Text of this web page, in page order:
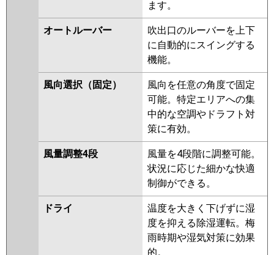
PMZ-ZRMP40SFFV
ZRMP40SFV PMZ-ZRMP40SFFR
PMZ-ZRMP40SFR
RCIS-GP40RGHJ7
GP40RGHJ5 RCIS-GP40RGHJ4
RCIS-GP40RGHJ3 RCIS-
AP40GHJ7 RCIS-GP40RGHJ2
RCIS-AP40GHJ6 RCIS-
GP40RGHJ1
FDTSZ405HKA5SA
FDTSZ405HK5SA
FDTSZ405HK5S
PA-P40DM7SGB PA-
P40DM7SGNB PA-P40DM7SG
PA-P40DM7SGN
ます。
オートルーバー
吹出口のルーバーを上下
に自動的にスイングする
機能。
風向選択（固定）
風向を任意の角度で固定
可能。特定エリアへの集
中的な空調やドラフト対
策に有効。
風量調整4段
風量を4段階に調整可能。
状況に応じた細かな快適
制御ができる。
ドライ
温度を大きく下げずに湿
度を抑える除湿運転。梅
雨時期や湿気対策に効果
的。